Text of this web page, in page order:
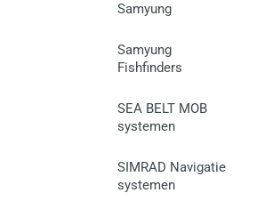
Samyung
Samyung
Fishfinders
SEA BELT MOB
systemen
SIMRAD Navigatie
systemen